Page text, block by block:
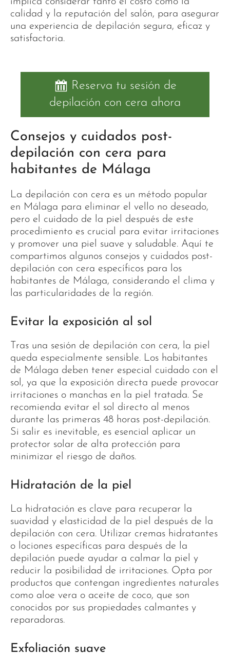
calidad y la reputación del salón, para asegurar
una experiencia de depilación segura, eficaz y
satisfactoria.
Reserva tu sesión de
depilación con cera ahora
Consejos y cuidados post-
depilación con cera para
habitantes de Málaga
La depilación con cera es un método popular
en Málaga para eliminar el vello no deseado,
pero el cuidado de la piel después de este
procedimiento es crucial para evitar irritaciones
y promover una piel suave y saludable. Aquí te
compartimos algunos consejos y cuidados post-
depilación con cera específicos para los
habitantes de Málaga, considerando el clima y
las particularidades de la región.
Evitar la exposición al sol
Tras una sesión de depilación con cera, la piel
queda especialmente sensible. Los habitantes
de Málaga deben tener especial cuidado con el
sol, ya que la exposición directa puede provocar
irritaciones o manchas en la piel tratada. Se
recomienda evitar el sol directo al menos
durante las primeras 48 horas post-depilación.
Si salir es inevitable, es esencial aplicar un
protector solar de alta protección para
minimizar el riesgo de daños.
Hidratación de la piel
La hidratación es clave para recuperar la
suavidad y elasticidad de la piel después de la
depilación con cera. Utilizar cremas hidratantes
o lociones específicas para después de la
depilación puede ayudar a calmar la piel y
reducir la posibilidad de irritaciones. Opta por
productos que contengan ingredientes naturales
como aloe vera o aceite de coco, que son
conocidos por sus propiedades calmantes y
reparadoras.
Exfoliación suave